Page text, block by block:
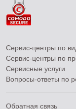
Сервис-центры по
Сервис-центры по
Сервисные услуги
Вопросы-ответы по
Обратная связь